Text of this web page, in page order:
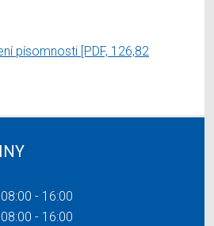
písomnosti [PDF, 126,82
08:00 - 16:00
08:00 - 16:00